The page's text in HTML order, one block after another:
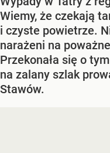
Wiemy, że czekają
i czyste powietrze.
narażeni na
Przekonała się o
na zalany szlak
Stawów.